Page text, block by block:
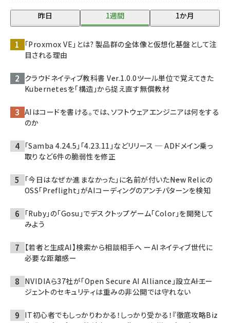
昨日 1週間 1か月
「Proxmox VE」とは? 製品群の全体像と仮想化基盤として注
目される理由
クラウドネイティブ教科書 Ver.1.0.0――ツール単位で覚えてきた
Kubernetesを「構造」から捉え直す無償教材
AIはコードを書ける。では、ソフトウェアエンジニアは何をする
のか
「Samba 4.24.5」「4.23.11」などリリース ─ ADドメイン乗っ
取りなど6件の脆弱性を修正
「今日はなぜか進まなかった」に名前が付いた――New Relicの
OSS「Preflight」がAIコーディングのアンチパターンを検知
「Ruby」の「Gosu」でデスクトップゲーム「Color」を開発して
みよう
【若者と生成AI】検索から相談相手へ ーAIネイティブ世代に
必要な距離感ー
NVIDIAら37社が「Open Secure AI Alliance」設立――AIエー
ジェントのセキュリティは重みの非公開では守れない
IT初心者でもしっかりわかる！しっかり受かる！『徹底攻略Biz